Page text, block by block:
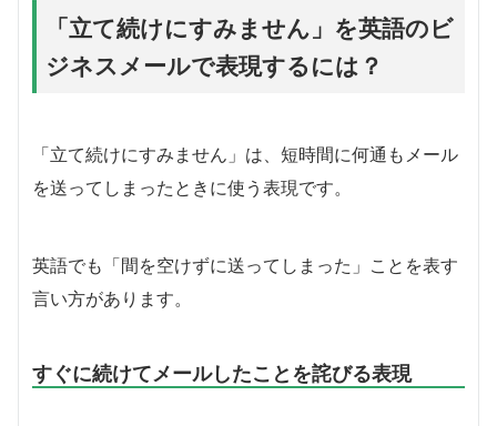
「立て続けにすみません」を英語のビ
ジネスメールで表現するには？
「立て続けにすみません」は、短時間に何通もメール
を送ってしまったときに使う表現です。
英語でも「間を空けずに送ってしまった」ことを表す
言い方があります。
すぐに続けてメールしたことを詫びる表現